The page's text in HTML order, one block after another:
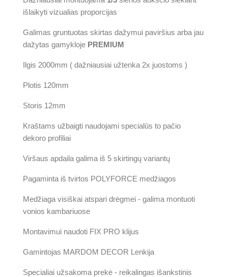
išlaikyti vizualias proporcijas
Galimas gruntuotas skirtas dažymui paviršius arba jau
dažytas gamykloje PREMIUM
Ilgis 2000mm ( dažniausiai užtenka 2x juostoms )
Plotis 120mm
Storis 12mm
Kraštams užbaigti naudojami specialūs to pačio
dekoro profiliai
Viršaus apdaila galima iš 5 skirtingų variantų
Pagaminta iš tvirtos POLYFORCE medžiagos
Medžiaga visiškai atspari drėgmei - galima montuoti
vonios kambariuose
Montavimui naudoti FIX PRO klijus
Gamintojas MARDOM DECOR Lenkija
Specialiai užsakoma prekė - reikalingas išankstinis